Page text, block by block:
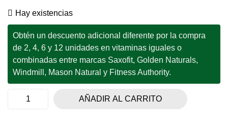
Hay existencias
Obtén un descuento adicional diferente por la compra
de 2, 4, 6 y 12 unidades en vitaminas iguales o
combinadas entre marcas Saxofit, Golden Naturals,
Windmill, Mason Natural y Fitness Authority.
AÑADIR AL CARRITO